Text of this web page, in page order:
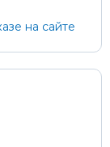
на сайте